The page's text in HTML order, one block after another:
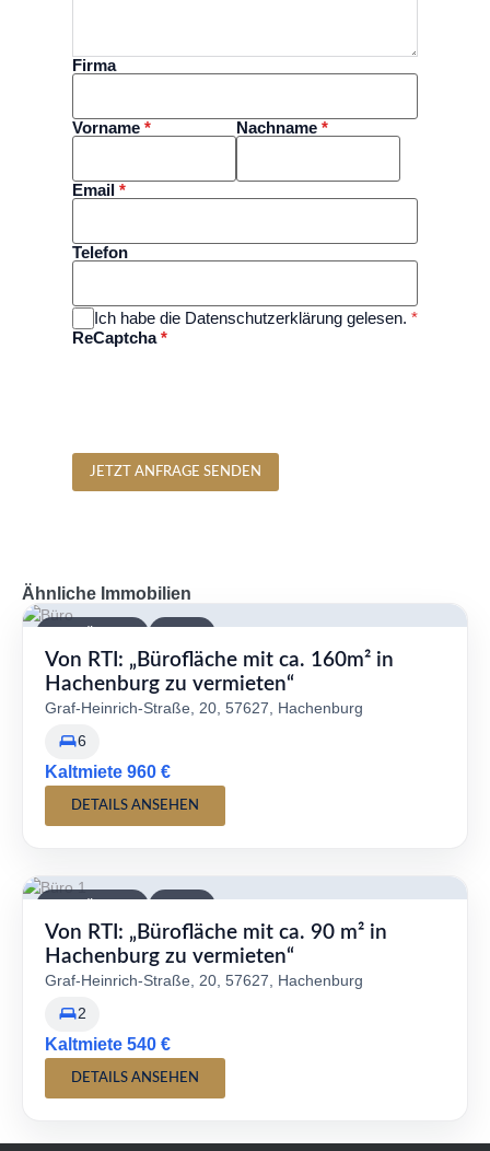
Firma
Vorname * Nachname *
Email *
Telefon
Ich habe die Datenschutzerklärung gelesen. *
ReCaptcha *
JETZT ANFRAGE SENDEN
Ähnliche Immobilien
Von RTI: „Bürofläche mit ca. 160m² in
Hachenburg zu vermieten“
Graf-Heinrich-Straße, 20, 57627, Hachenburg
6
Kaltmiete 960 €
DETAILS ANSEHEN
Von RTI: „Bürofläche mit ca. 90 m² in
Hachenburg zu vermieten“
Graf-Heinrich-Straße, 20, 57627, Hachenburg
2
Kaltmiete 540 €
DETAILS ANSEHEN